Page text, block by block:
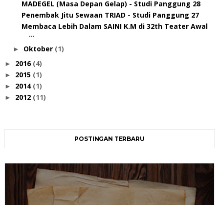
MADEGEL (Masa Depan Gelap) - Studi Panggung 28
Penembak Jitu Sewaan TRIAD - Studi Panggung 27
Membaca Lebih Dalam SAINI K.M di 32th Teater Awal
...
► Oktober (1)
► 2016 (4)
► 2015 (1)
► 2014 (1)
► 2012 (11)
POSTINGAN TERBARU